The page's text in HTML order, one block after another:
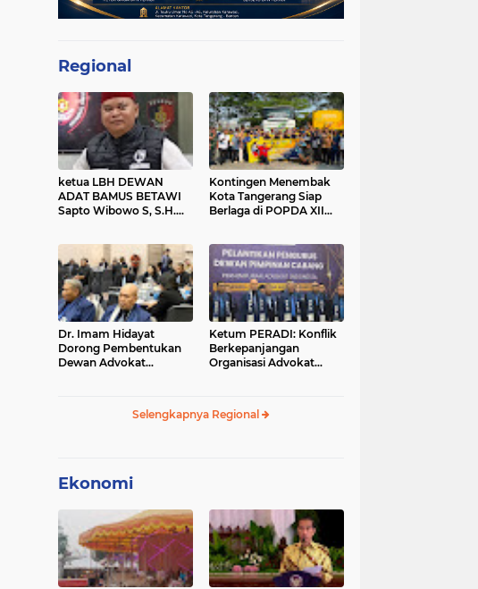
Regional
ketua LBH DEWAN
ADAT BAMUS BETAWI
Sapto Wibowo S, S.H.
Statement di Media
Kontingen Menembak
Kota Tangerang Siap
Berlaga di POPDA XII
Dr. Imam Hidayat
Dorong Pembentukan
Dewan Advokat
Ketum PERADI: Konflik
Berkepanjangan
Organisasi Advokat
Selengkapnya Regional
Ekonomi